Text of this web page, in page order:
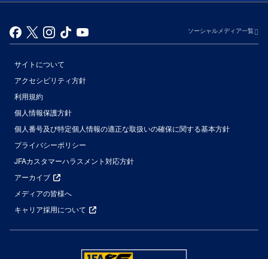
ソーシャルメディア一覧
サイトについて
アクセシビリティ方針
利用規約
個人情報保護方針
個人番号及び特定個人情報の適正な取扱いの確保に関する基本方針
プライバシーポリシー
JFAカスタマーハラスメント対応方針
アーカイブ
メディアの皆様へ
キャリア採用について